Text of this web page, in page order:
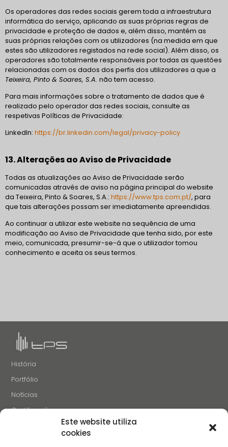
Este website utiliza
cookies
Os operadores das redes sociais gerem toda a infraestrutura
informática do serviço, aplicando as suas próprias regras de
privacidade e proteção de dados e, além disso, mantém as
suas próprias relações com os utilizadores (na medida em que
estes são utilizadores registados na rede social). Além disso, os
operadores são totalmente responsáveis por todas as questões
relacionadas com os dados dos perfis dos utilizadores a que a
Teixeira, Pinto & Soares, S.A. não tem acesso.
Para mais informações sobre o tratamento de dados que é
realizado pelo operador das redes sociais, consulte as
respetivas Políticas de Privacidade:
LinkedIn: https://br.linkedin.com/legal/privacy-policy
13. Alterações ao Aviso de Privacidade
Todas as atualizações ao Aviso de Privacidade serão
comunicadas através de aviso na página principal do website
da Teixeira, Pinto & Soares, S.A.: https://www.tps.com.pt/, para
que tais alterações possam ser imediatamente apreendidas.
Ao continuar a utilizar este website na sequência de uma
modificação ao Aviso de Privacidade que tenha sido, por este
meio, comunicada, presumir-se-á que o utilizador tomou
conhecimento e aceita os seus termos.
História
Portfólio
Notícias
Certificações